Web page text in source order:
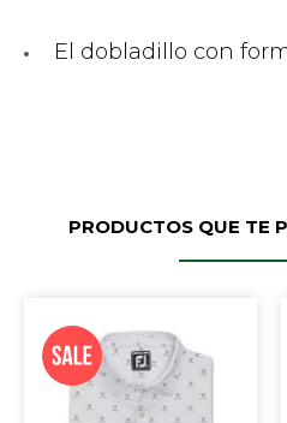
El dobladillo con
PRODUCTOS QUE TE